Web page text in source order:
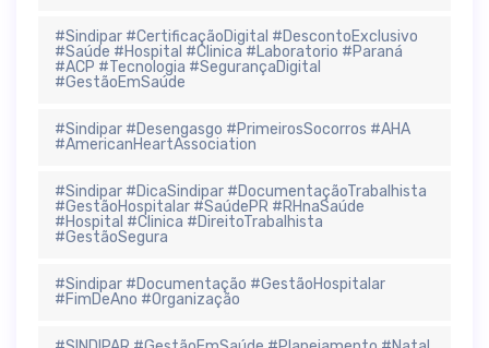
#Sindipar #CertificaçãoDigital #DescontoExclusivo
#Saúde #Hospital #Clinica #Laboratorio #Paraná
#ACP #Tecnologia #SegurançaDigital
#GestãoEmSaúde
#Sindipar #Desengasgo #PrimeirosSocorros #AHA
#AmericanHeartAssociation
#Sindipar #DicaSindipar #DocumentaçãoTrabalhista
#GestãoHospitalar #SaúdePR #RHnaSaúde
#Hospital #Clinica #DireitoTrabalhista
#GestãoSegura
#Sindipar #Documentação #GestãoHospitalar
#FimDeAno #Organização